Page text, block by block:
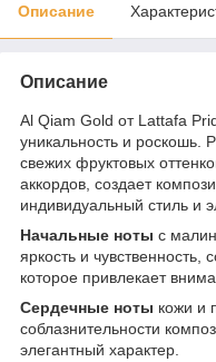
Описание
Описание
Al Qiam Gold от Lattafa
уникальность и роскошь.
свежих фруктовых
аккордов, создает
индивидуальный стиль и
Начальные ноты с
яркость и чувственность,
которое привлекает
Сердечные ноты кожи и
соблазнительности
элегантный характер.